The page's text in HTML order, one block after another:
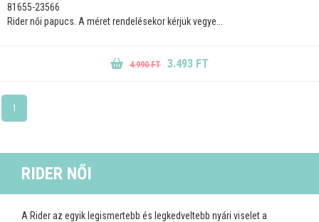
81655-23566
Rider női papucs. A méret rendelésekor kérjük vegye...
4.990 FT 3.493 FT
1
RIDER NŐI
A Rider az egyik legismertebb és legkedveltebb nyári viselet a